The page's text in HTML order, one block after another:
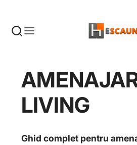
LIVING
Ghid complet pentru